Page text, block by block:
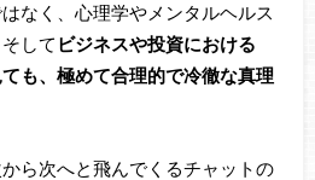
なく、心理学やメンタルヘルス
して ビジネスや投資における
ても、極めて合理的で冷徹な真理
ら次へと飛んでくるチャットの